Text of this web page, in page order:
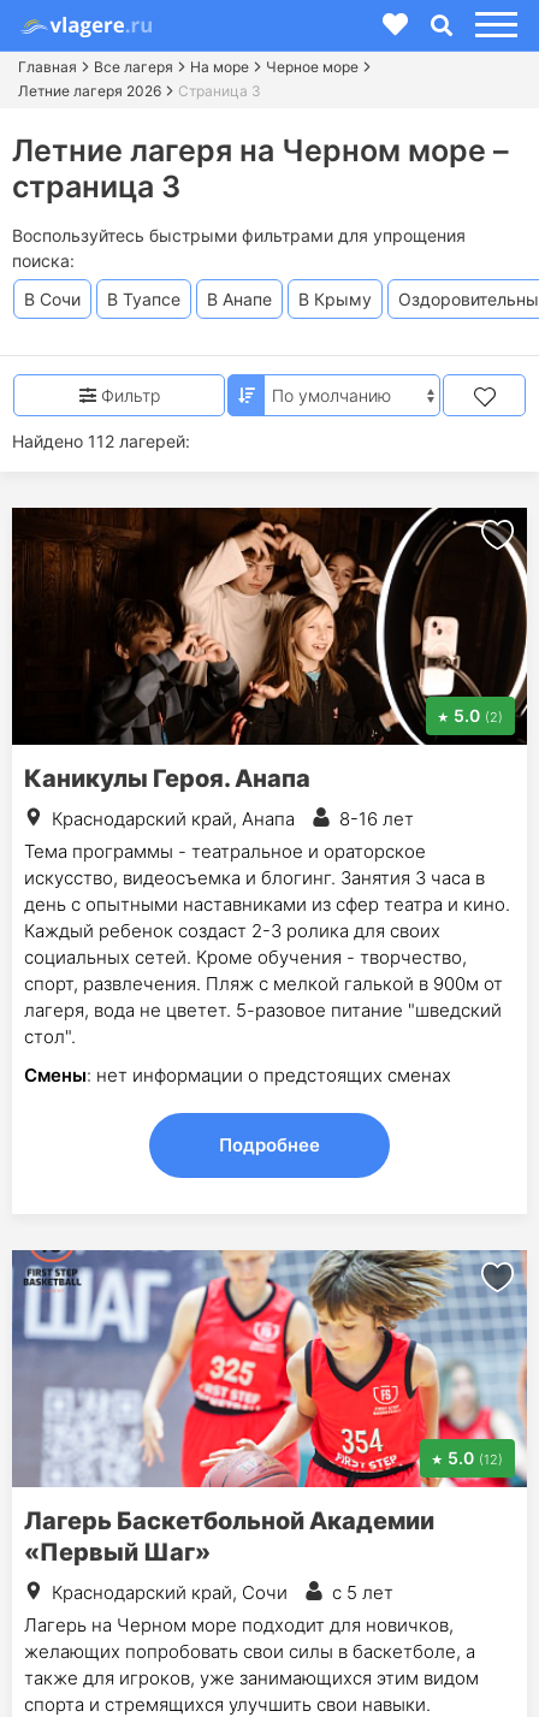
Главная Все лагеря На море
Черное море
Летние лагеря 2026
Страница 3
Летние лагеря на Черном море –
страница 3
Воспользуйтесь быстрыми фильтрами для упрощения
поиска:
В Сочи
В Туапсе В Анапе В Крыму
Найдено 112 лагерей:
Фильтр
5.0 (2)
Каникулы Героя. Анапа
Краснодарский край, Анапа
8-16 лет
Тема программы - театральное и ораторское
искусство, видеосъемка и блогинг. Занятия 3 часа в
день с опытными наставниками из сфер театра и кино.
Каждый ребенок создаст 2-3 ролика для своих
социальных сетей. Кроме обучения - творчество,
спорт, развлечения. Пляж с мелкой галькой в 900м от
лагеря, вода не цветет. 5-разовое питание "шведский
стол".
Смены: нет информации о предстоящих сменах
Подробнее
5.0 (12)
Лагерь Баскетбольной Академии
«Первый Шаг»
Краснодарский край, Сочи
с 5 лет
Лагерь на Черном море подходит для новичков,
желающих попробовать свои силы в баскетболе, а
также для игроков, уже занимающихся этим видом
спорта и стремящихся улучшить свои навыки.